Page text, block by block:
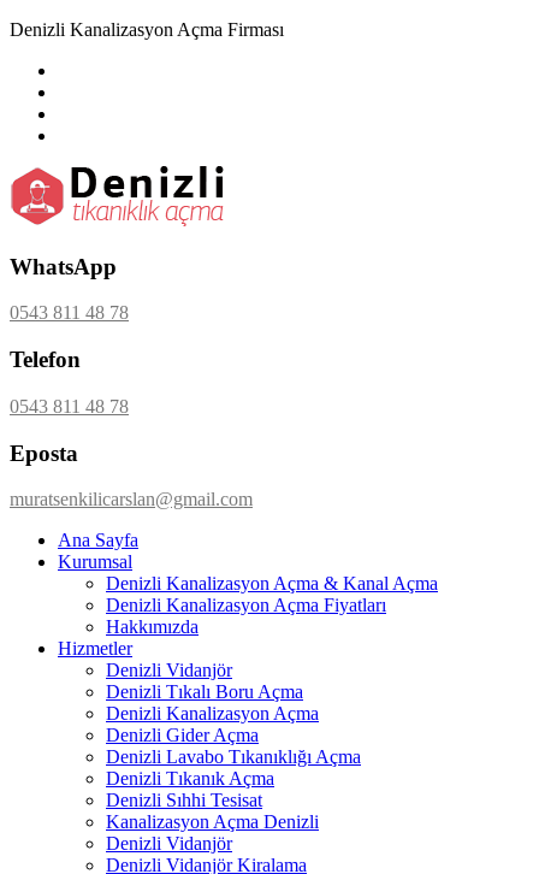
Denizli Kanalizasyon Açma Firması
WhatsApp
0543 811 48 78
Telefon
0543 811 48 78
Eposta
muratsenkilicarslan@gmail.com
Ana Sayfa
Kurumsal
Denizli Kanalizasyon Açma & Kanal Açma
Denizli Kanalizasyon Açma Fiyatları
Hakkımızda
Hizmetler
Denizli Vidanjör
Denizli Tıkalı Boru Açma
Denizli Kanalizasyon Açma
Denizli Gider Açma
Denizli Lavabo Tıkanıklığı Açma
Denizli Tıkanık Açma
Denizli Sıhhi Tesisat
Kanalizasyon Açma Denizli
Denizli Vidanjör
Denizli Vidanjör Kiralama